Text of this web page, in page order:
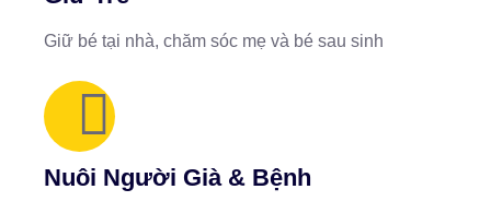
Giữ bé tại nhà, chăm sóc mẹ và bé sau sinh
Nuôi Người Già & Bệnh